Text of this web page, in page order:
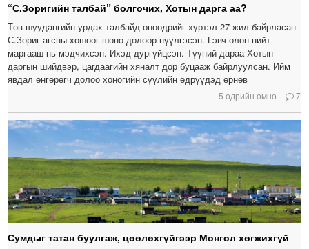
“С.Зоригийн талбай” болгочих, Хотын дарга аа?
Төв шуудангийн урдах талбайд өнөөдрийг хүртэл 27 жил байрласан
С.Зориг агсны хөшөөг шөнө дөлөөр нүүлгэсэн. Гэвч олон нийт
маргааш нь мэдчихсэн. Ихэд дургүйцсэн. Түүний дараа Хотын
даргын шийдвэр, цагдаагийн хяналт дор буцааж байрлуулсан. Ийм
явдал өнгөрөгч долоо хоногийн сүүлийн өдрүүдэд өрнөв
5 өдрийн өмнө 7
Сумдыг татан буулгаж, цөөлөхгүйгээр Монгол хөгжихгүй